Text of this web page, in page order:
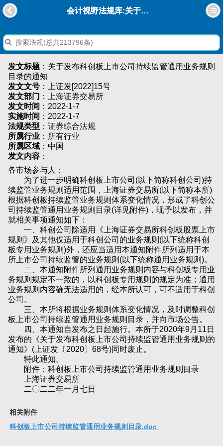
会计视野法规库:关于发布科创板上市公司持续监管通用业务规则目录的通知
发文标题 ：关于发布科创板上市公司持续监管通用业务规则
目录的通知
发文文号 ：上证发[2022]15号
发文部门 ：上海证券交易所
发文时间 ：2022-1-7
实施时间 ：2022-1-7
法规类型 ：证券综合法规
所属行业 ：所有行业
所属区域 ：中国
发文内容 ：
各市场参与人：
为了进一步明确科创板上市公司(以下简称科创公司)持
续监管业务规则适用范围，上海证券交易所(以下简称本所)
根据科创板持续监管业务规则体系变化情况，形成了科创公
司持续监管通用业务规则目录(详见附件)，现予以发布，并
就相关事项通知如下：
一、科创公司除适用《上海证券交易所科创板股票上市
规则》及其他仅适用于科创公司的业务规则(以下统称科创
板专用业务规则)外，还应当适用本通知附件所列适用于本
所上市公司持续监管的业务规则(以下统称通用业务规则)。
二、本通知附件所列通用业务规则内容与科创板专用业
务规则规定不一致的，以科创板专用规则的规定为准；通用
业务规则内容确无法适用的，经本所认可，可不适用于科创
公司。
三、本所将根据业务规则体系变化情况，及时调整科创
板上市公司持续监管通用业务规则目录，并向市场公告。
四、本通知自发布之日起施行。本所于2020年9月11日
发布的《关于发布科创板上市公司持续监管通用业务规则的
通知》(上证发〔2020〕68号)同时废止。
特此通知。
附件：科创板上市公司持续监管通用业务规则目录
上海证券交易所
二〇二二年一月七日
相关附件
科创板上市公司持续监管通用业务规则目录.doc